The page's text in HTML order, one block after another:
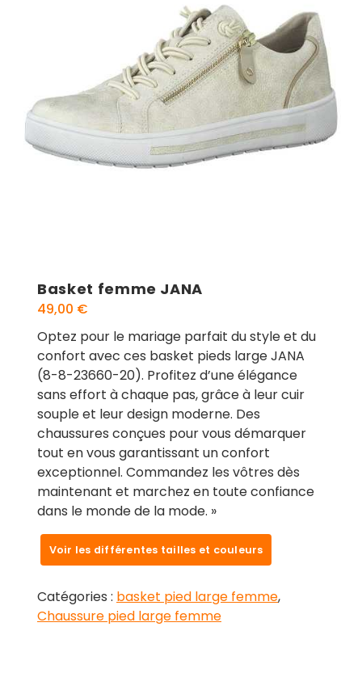
Basket femme JANA
49,00 €
Optez pour le mariage parfait du style et du
confort avec ces basket pieds large JANA
(8-8-23660-20). Profitez d’une élégance
sans effort à chaque pas, grâce à leur cuir
souple et leur design moderne. Des
chaussures conçues pour vous démarquer
tout en vous garantissant un confort
exceptionnel. Commandez les vôtres dès
maintenant et marchez en toute confiance
dans le monde de la mode. »
Voir les différentes tailles et couleurs
Catégories : basket pied large femme,
Chaussure pied large femme